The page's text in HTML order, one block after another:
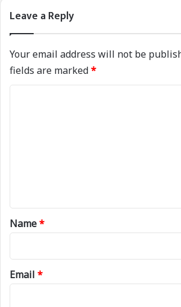
Leave a Reply
Your email address will not be
fields are marked*
*
Name*
Email *